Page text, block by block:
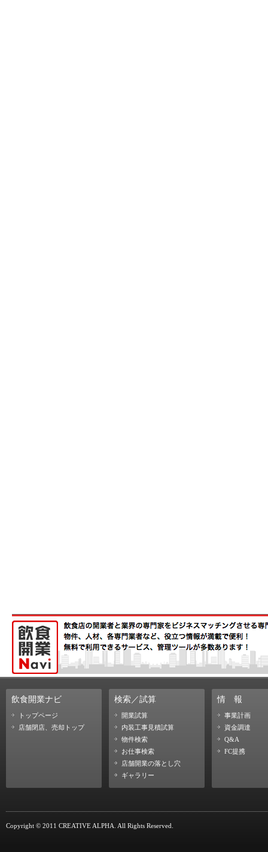
飲食開業ナビ
トップページ
店舗閉店、売却トップ
検索／試算
開業試算
内装工事見積試算
物件検索
お仕事検索
店舗開業の落とし穴
ギャラリー
情 報
事業計画
資金調達
Q&A
FC提携
Copyright © 2011 CREATIVE ALPHA. All Rights Reserved.